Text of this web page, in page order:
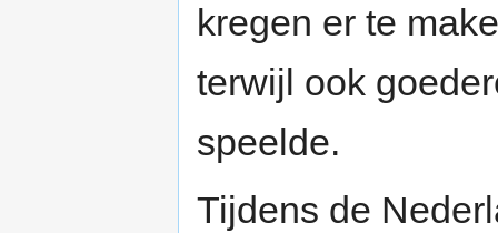
kregen er te
terwijl ook
speelde.
Tijdens de